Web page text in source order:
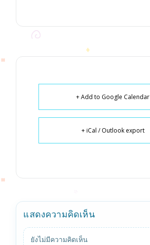
+ Add to Google Calendar
+ iCal / Outlook export
แสดงความคิดเห็น
ยังไม่มีความคิดเห็น